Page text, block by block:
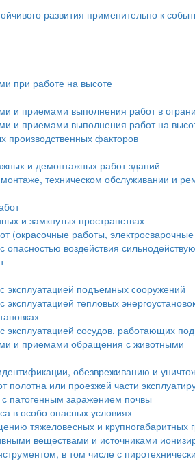
развития применительно к
при работе на высоте
и приемами выполнения работ в
и приемами выполнения работ на
производственных факторов
и демонтажных работ зданий
техническом обслуживании и
и замкнутых пространствах
(окрасочные работы,
воздействия
эксплуатацией подъемных сооружений
тепловых
эксплуатацией сосудов, работающих
и приемами обращения с животными
обезвреживанию и
полотна или проезжей части
патогенным заражением почвы
в особо опасных условиях
тяжеловесных и крупногабаритных
веществами и источниками
в том числе с